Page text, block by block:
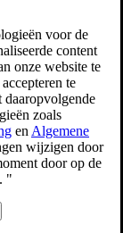
balk
.
het vermogen